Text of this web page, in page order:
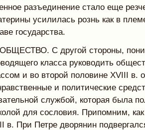
разъединение стало еще
усилилась рознь как в
государства.
С другой стороны,
класса руководить
и во второй половине XVIII в.
и политические
службой, которая была
для сословия. Припомним,
в. При Петре дворянин